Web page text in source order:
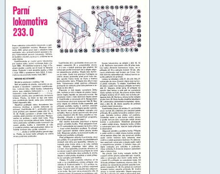
g
e